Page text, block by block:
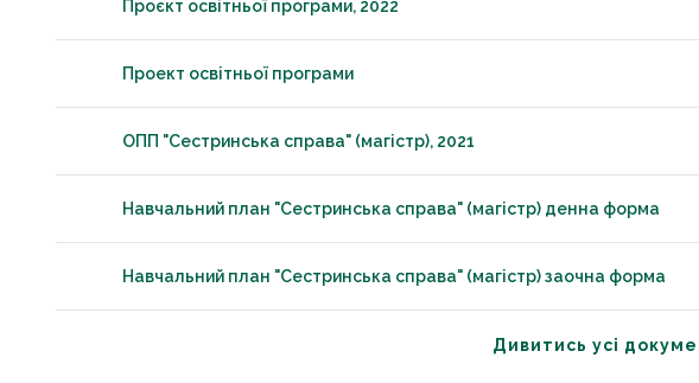
Проєкт освітньої програми, 2022
Проект освітньої програми
ОПП "Сестринська справа" (магістр), 2021
Навчальний план "Сестринська справа" (магістр) денна форма
Навчальний план "Сестринська справа" (магістр) заочна форма
Дивитись усі